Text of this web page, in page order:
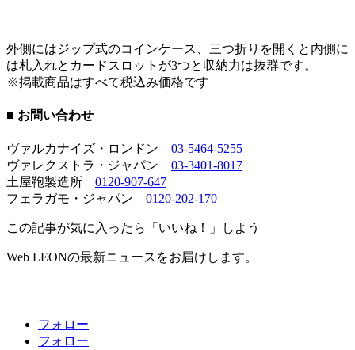
外側にはジップ式のコインケース、三つ折りを開くと内側に
は札入れとカードスロットが3つと収納力は抜群です。
※掲載商品はすべて税込み価格です
■ お問い合わせ
ヴァルカナイズ・ロンドン 03-5464-5255
ヴァレクストラ・ジャパン 03-3401-8017
土屋鞄製造所 0120-907-647
フェラガモ・ジャパン 0120-202-170
この記事が気に入ったら「いいね！」しよう
Web LEONの最新ニュースをお届けします。
フォロー
フォロー